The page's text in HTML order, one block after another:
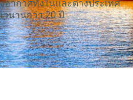
ากาศทั้งในและต่างประเทศ
นานกว่า 20 ปี